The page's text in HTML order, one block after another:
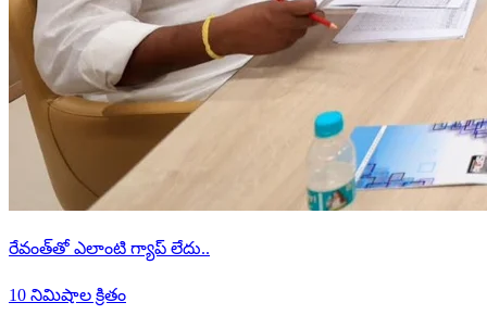
రేవంత్‌తో ఎలాంటి గ్యాప్ లేదు..
10 నిమిషాల క్రితం